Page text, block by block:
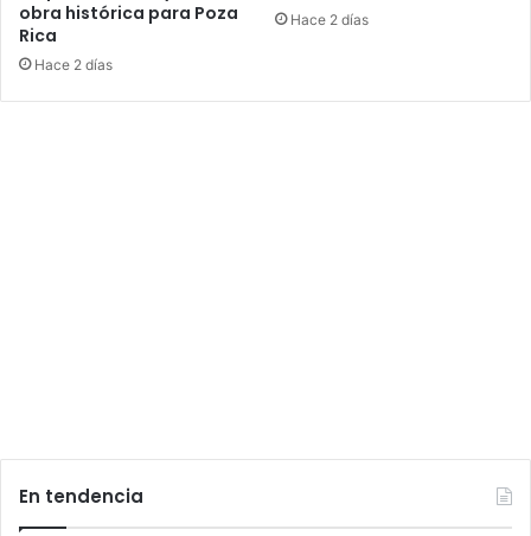
obra histórica para Poza
Rica
Hace 2 días
Hace 2 días
En tendencia